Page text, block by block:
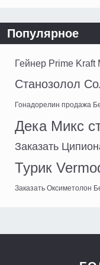
Популярное
Гейнер Prime Kraft
Станозолол
Гонадорелин продажа
Дека Микс
Заказать
Турик
Заказать Оксиметолон